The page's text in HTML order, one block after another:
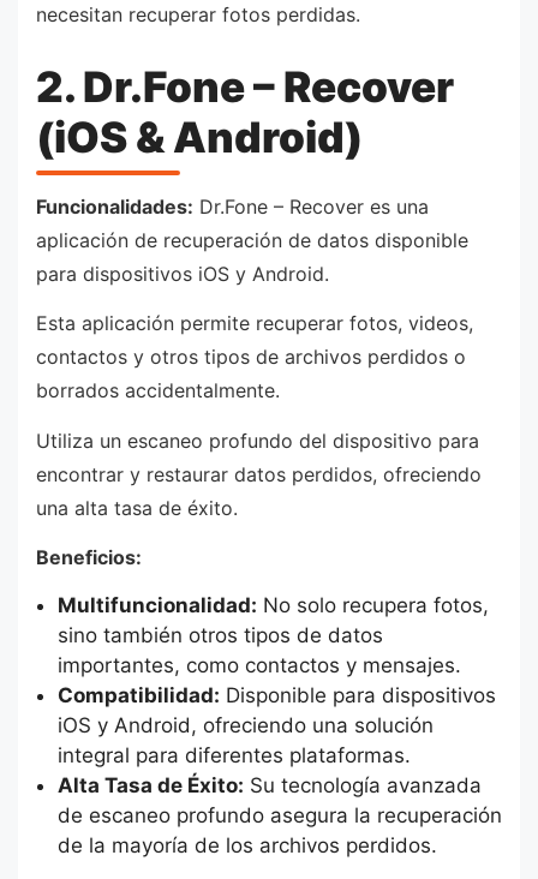
necesitan recuperar fotos perdidas.
2. Dr.Fone – Recover
(iOS & Android)
Funcionalidades: Dr.Fone – Recover es una
aplicación de recuperación de datos disponible
para dispositivos iOS y Android.
Esta aplicación permite recuperar fotos, videos,
contactos y otros tipos de archivos perdidos o
borrados accidentalmente.
Utiliza un escaneo profundo del dispositivo para
encontrar y restaurar datos perdidos, ofreciendo
una alta tasa de éxito.
Beneficios:
Multifuncionalidad: No solo recupera fotos,
sino también otros tipos de datos
importantes, como contactos y mensajes.
Compatibilidad: Disponible para dispositivos
iOS y Android, ofreciendo una solución
integral para diferentes plataformas.
Alta Tasa de Éxito: Su tecnología avanzada
de escaneo profundo asegura la recuperación
de la mayoría de los archivos perdidos.